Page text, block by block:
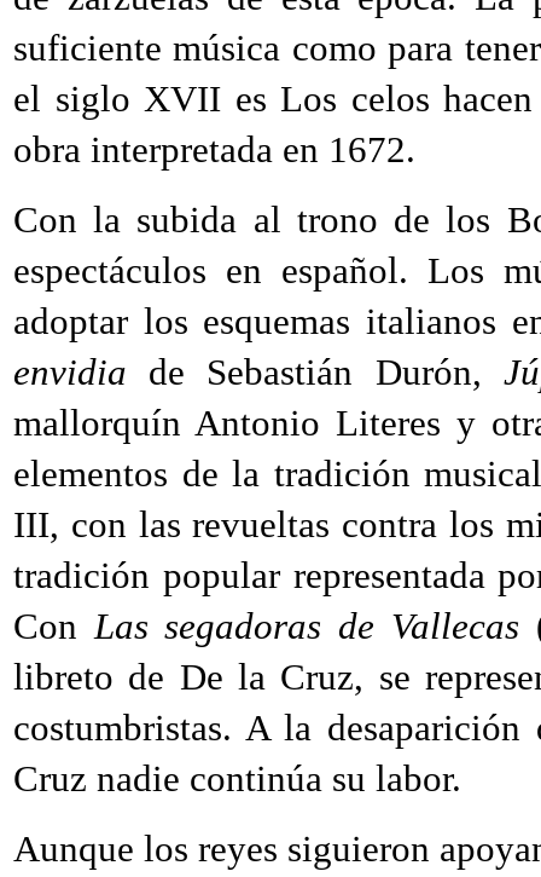
suficiente música como para
el siglo XVII es Los celos
obra interpretada en 1672.
Con la subida al trono de los
espectáculos en español. Los
adoptar los esquemas italianos
envidia de Sebastián Durón,
mallorquín Antonio Literes y
elementos de la tradición
III, con las revueltas contra los
tradición popular representada
ConLas segadoras de Vallecas
libreto de De la Cruz, se
costumbristas. A la
Cruz nadie continúa su labor.
Aunque los reyes siguieron